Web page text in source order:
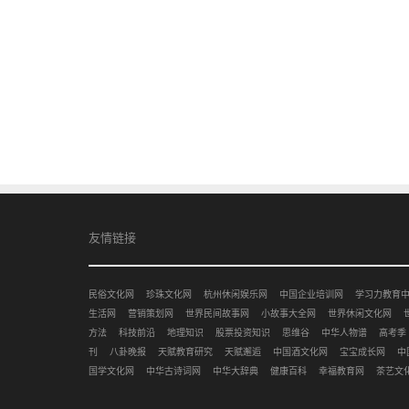
友情链接
民俗文化网 珍珠文化网 杭州休闲娱乐网 中国企业培训网 学习力教育
生活网
营销策划网 世界民间故事网 小故事大全网 世界休闲文化网
方法
科技前沿 地理知识 股票投资知识 思维谷 中华人物谱 高考季
刊
八卦晚报 天赋教育研究 天赋邂逅 中国酒文化网 宝宝成长网 中
国学文化网
中华古诗词网 中华大辞典 健康百科 幸福教育网 茶艺文